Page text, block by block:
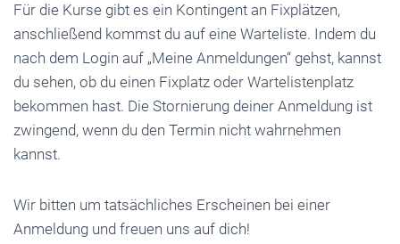
Für die Kurse gibt es ein Kontingent an Fixplätzen,
anschließend kommst du auf eine Warteliste. Indem du
nach dem Login auf „Meine Anmeldungen“ gehst, kannst
du sehen, ob du einen Fixplatz oder Wartelistenplatz
bekommen hast. Die Stornierung deiner Anmeldung ist
zwingend, wenn du den Termin nicht wahrnehmen
kannst.
Wir bitten um tatsächliches Erscheinen bei einer
Anmeldung und freuen uns auf dich!